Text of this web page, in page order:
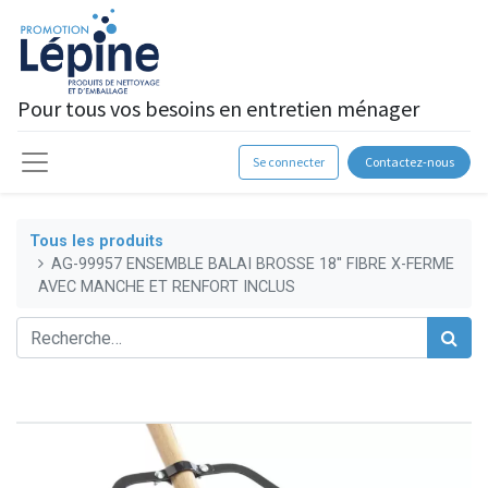
Pour tous vos besoins en entretien ménager
Se connecter Contactez-nous
Tous les produits
AG-99957 ENSEMBLE BALAI BROSSE 18'' FIBRE X-FERME
AVEC MANCHE ET RENFORT INCLUS